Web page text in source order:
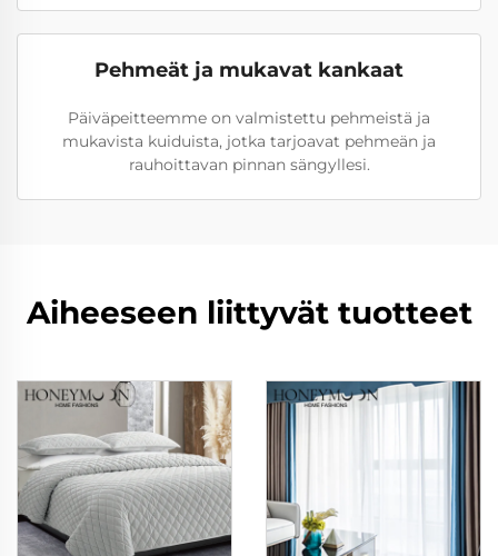
Pehmeät ja mukavat kankaat
Päiväpeitteemme on valmistettu pehmeistä ja
mukavista kuiduista, jotka tarjoavat pehmeän ja
rauhoittavan pinnan sängyllesi.
Aiheeseen liittyvät tuotteet